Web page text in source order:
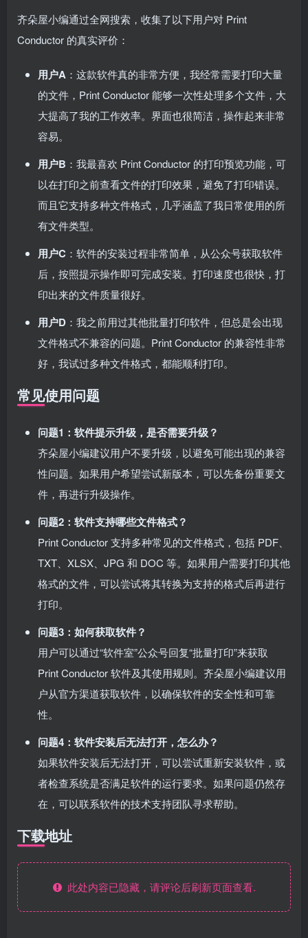
齐朵屋小编通过全网搜索，收集了以下用户对 Print
Conductor 的真实评价：
用户A ：这款软件真的非常方便，我经常需要打印大量
的文件，Print Conductor 能够一次性处理多个文件，大
大提高了我的工作效率。界面也很简洁，操作起来非常
容易。
用户B ：我最喜欢 Print Conductor 的打印预览功能，可
以在打印之前查看文件的打印效果，避免了打印错误。
而且它支持多种文件格式，几乎涵盖了我日常使用的所
有文件类型。
用户C ：软件的安装过程非常简单，从公众号获取软件
后，按照提示操作即可完成安装。打印速度也很快，打
印出来的文件质量很好。
用户D ：我之前用过其他批量打印软件，但总是会出现
文件格式不兼容的问题。Print Conductor 的兼容性非常
好，我试过多种文件格式，都能顺利打印。
常见使用问题
问题1：软件提示升级，是否需要升级？
齐朵屋小编建议用户不要升级，以避免可能出现的兼容
性问题。如果用户希望尝试新版本，可以先备份重要文
件，再进行升级操作。
问题2：软件支持哪些文件格式？
Print Conductor 支持多种常见的文件格式，包括 PDF、
TXT、XLSX、JPG 和 DOC 等。如果用户需要打印其他
格式的文件，可以尝试将其转换为支持的格式后再进行
打印。
问题3：如何获取软件？
用户可以通过“软件室”公众号回复“批量打印”来获取
Print Conductor 软件及其使用规则。齐朵屋小编建议用
户从官方渠道获取软件，以确保软件的安全性和可靠
性。
问题4：软件安装后无法打开，怎么办？
如果软件安装后无法打开，可以尝试重新安装软件，或
者检查系统是否满足软件的运行要求。如果问题仍然存
在，可以联系软件的技术支持团队寻求帮助。
下载地址
此处内容已隐藏，请评论后刷新页面查看.